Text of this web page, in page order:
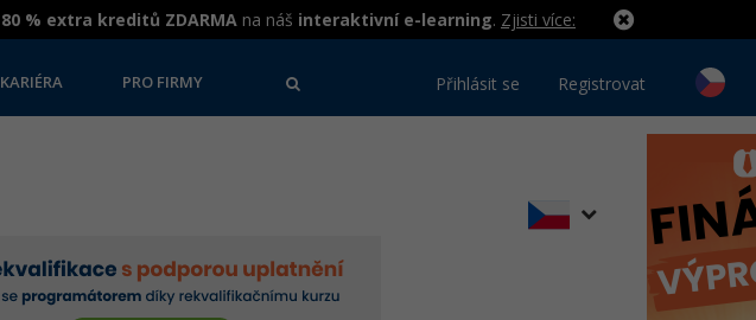
80 % extra kreditů ZDARMA na náš interaktivní e-learning. Zjisti více:
KARIÉRA PRO FIRMY Přihlásit se Registrovat